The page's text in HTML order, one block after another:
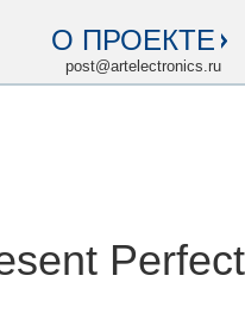
О ПРОЕКТЕ
post@artelectronics.ru